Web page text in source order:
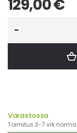
129,00 €
Varastossa
Toimitus 3-7 vrk